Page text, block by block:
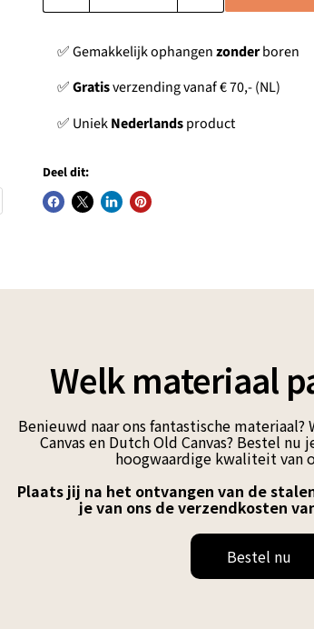
✅ Gemakkelijk ophangenzonderboren
✅Gratisverzending vanaf € 70,- (NL)
✅ UniekNederlandsproduct
Deel dit:
Welk materiaal
Benieuwd naar ons fantastische materiaal?
Canvas en Dutch Old Canvas? Bestel
hoogwaardige kwaliteit van
Plaats jij na het ontvangen van de
je van ons de verzendkosten
Bestel nu